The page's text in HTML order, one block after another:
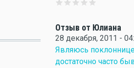
Отзыв от Юлиана
28 декабря, 2011 -
Являюсь
достаточно часто